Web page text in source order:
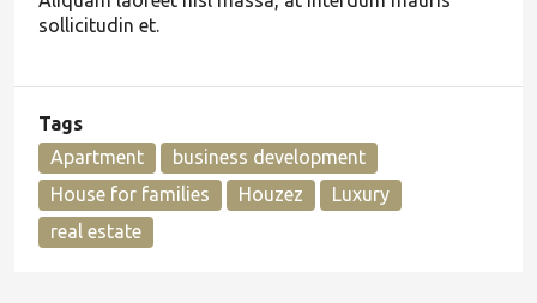
sollicitudin et.
Tags
Apartment
business development
House for families
Houzez
Luxury
real estate